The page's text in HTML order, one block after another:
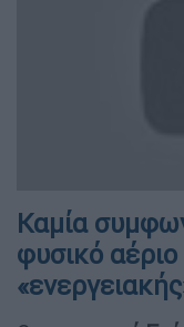
Καμία
φυσικό